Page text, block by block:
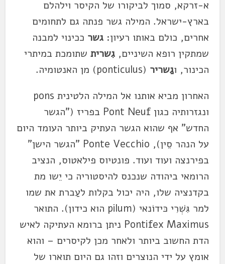
א-זרקא, סמוך לביקורו של הקיסר וילהלם
בארץ-ישראל. המילה גשר פנתה גם לתחומים
אחרים, כולם באותו רעיון:גשר ככינוי למבנה
שמתקין רופא השיניים,גִשרית שתומכת במיתרי
הכינור, וגַשריר (ponticulus) מן האנטומיה.
האחרון מביא אותנו אל המילה הלטינית pons
ונגזרותיה כגון Pont Neuf בפריז ("הגשר
החדש" אף שהוא הגשר העתיק ביותר העומד היום
על הנהר סֵין), Ponte Vecchio "הגשר הישן"
בפירנצה ועוד ועוד. פונטיוס פילאטוס, הנציב
הרומאי ביהודה שנכנס להיסטוריה כי יֵשו מת
בקדנציה שלו, היה יכול בקלות לעַברת את שמו
למר גִּשְׁרִי כּידוֹנאי (pilum הוא כידון). התואר
Pontifex Maximus ניתן ברומא העתיקה לאיש
הדת החשוב ביותר ולאחר מכן לקיסרים – והוא
אומץ על ידי הנוצרים וזהו גם היום תוארו של